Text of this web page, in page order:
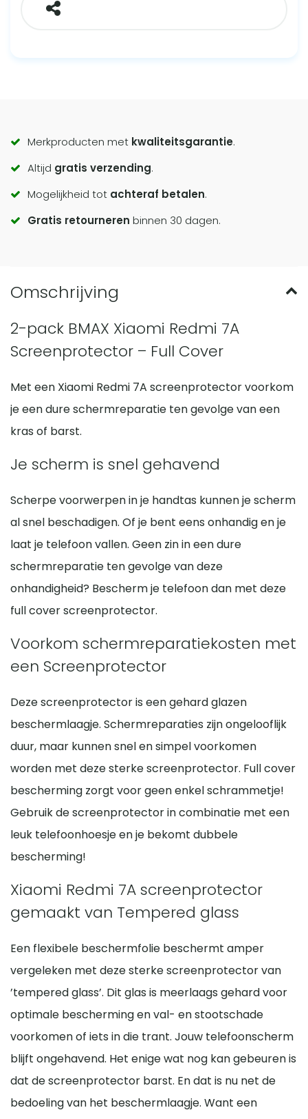
Call
to
actions
Merkproducten met kwaliteitsgarantie.
Altijd gratis verzending.
Mogelijkheid tot achteraf betalen.
Gratis retourneren binnen 30 dagen.
2-pack BMAX Xiaomi Redmi 7A
Screenprotector – Full Cover
Met een Xiaomi Redmi 7A screenprotector voorkom
je een dure schermreparatie ten gevolge van een
kras of barst.
Je scherm is snel gehavend
Scherpe voorwerpen in je handtas kunnen je scherm
al snel beschadigen. Of je bent eens onhandig en je
laat je telefoon vallen. Geen zin in een dure
schermreparatie ten gevolge van deze
onhandigheid? Bescherm je telefoon dan met deze
full cover screenprotector.
Voorkom schermreparatiekosten met
een Screenprotector
Deze screenprotector is een gehard glazen
beschermlaagje. Schermreparaties zijn ongelooflijk
duur, maar kunnen snel en simpel voorkomen
worden met deze sterke screenprotector. Full cover
bescherming zorgt voor geen enkel schrammetje!
Gebruik de screenprotector in combinatie met een
leuk telefoonhoesje en je bekomt dubbele
bescherming!
Xiaomi Redmi 7A screenprotector
gemaakt van Tempered glass
Een flexibele beschermfolie beschermt amper
vergeleken met deze sterke screenprotector van
’tempered glass’. Dit glas is meerlaags gehard voor
optimale bescherming en val- en stootschade
voorkomen of iets in die trant. Jouw telefoonscherm
blijft ongehavend. Het enige wat nog kan gebeuren is
dat de screenprotector barst. En dat is nu net de
bedoeling van het beschermlaagje. Want een